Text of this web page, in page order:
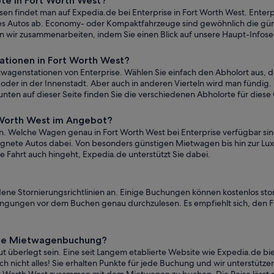
findet man auf Expedia.de bei Enterprise in Fort Worth West.
Autos ab. Economy- oder Kompaktfahrzeuge sind gewöhnlich die
zusammenarbeiten, indem Sie einen Blick auf unsere Haupt-
in Fort Worth West?
von Enterprise. Wählen Sie einfach den Abholort aus,
in der Innenstadt. Aber auch in anderen Vierteln wird man
auf dieser Seite finden Sie die verschiedenen Abholorte für
West im Angebot?
Wagen genau in Fort Worth West bei Enterprise verfügbar
Autos dabei. Von besonders günstigen Mietwagen bis hin zur
Fahrt auch hingeht, Expedia.de unterstützt Sie dabei.
Stornierungsrichtlinien an. Einige Buchungen können kostenlos
vor dem Buchen genau durchzulesen. Es empfiehlt sich, den
Mietwagenbuchung?
überlegt sein. Eine seit Langem etablierte Website wie Expedia.de
nicht alles! Sie erhalten Punkte für jede Buchung und wir